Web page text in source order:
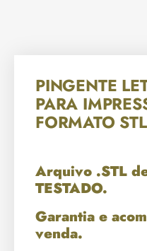
PINGENTE
PARA
FORMATO STL
Arquivo .STL
TESTADO.
Garantia e
venda.